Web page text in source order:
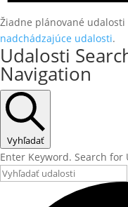
Žiadne plánované udalosti
nadchádzajúce udalosti.
Udalosti
Navigation
Vyhľadať
Enter Keyword. Search for